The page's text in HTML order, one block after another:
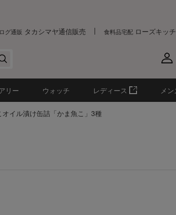
グ通販 タカシマヤ通信販売 食料品宅配 ローズキッ
リー ウォッチ レディース メン
イル漬け缶詰「かま魚こ」3種